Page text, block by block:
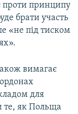
проти принципу
брати участь
«не під тиском
вимагає
для
те, як Польща